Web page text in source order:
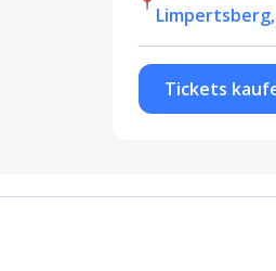
Tickets